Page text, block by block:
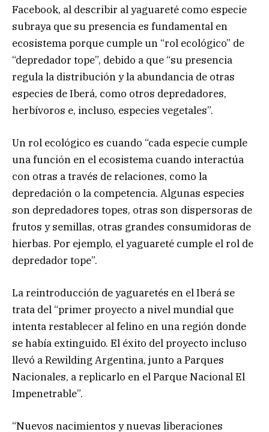
Facebook, al describir al yaguareté como especie
subraya que su presencia es fundamental en
ecosistema porque cumple un “rol ecológico” de
“depredador tope”, debido a que “su presencia
regula la distribución y la abundancia de otras
especies de Iberá, como otros depredadores,
herbívoros e, incluso, especies vegetales”.
Un rol ecológico es cuando “cada especie cumple
una función en el ecosistema cuando interactúa
con otras a través de relaciones, como la
depredación o la competencia. Algunas especies
son depredadores topes, otras son dispersoras de
frutos y semillas, otras grandes consumidoras de
hierbas. Por ejemplo, el yaguareté cumple el rol de
depredador tope”.
La reintroducción de yaguaretés en el Iberá se
trata del “primer proyecto a nivel mundial que
intenta restablecer al felino en una región donde
se había extinguido. El éxito del proyecto incluso
llevó a Rewilding Argentina, junto a Parques
Nacionales, a replicarlo en el Parque Nacional El
Impenetrable”.
“Nuevos nacimientos y nuevas liberaciones